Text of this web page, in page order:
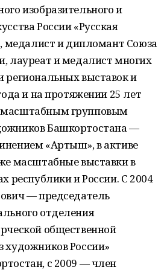
изобразительного и
России «Русская
медалист и дипломант Союза
лауреат и медалист многих
региональных выставок и
и на протяжении 25 лет
групповым
Башкортостана —
«Артыш», в активе
масштабные выставки в
республики и России. С 2004
— председатель
отделения
общественной
художников России»
с 2009 — член